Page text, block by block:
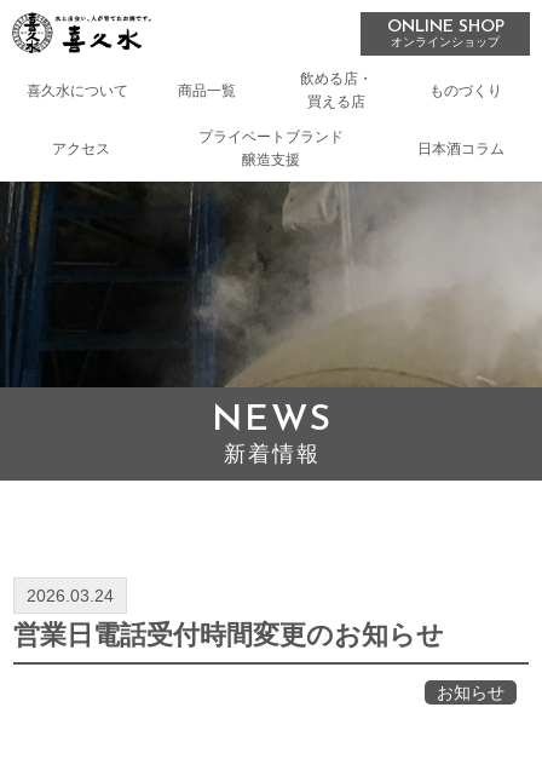
喜久水について 商品一覧
飲める店・
買える店
ものづくり
アクセス
プライベートブランド
醸造支援
日本酒コラム
ONLINE SHOP
オンラインショップ
NEWS
新着情報
2026.03.24
営業日電話受付時間変更のお知らせ
お知らせ